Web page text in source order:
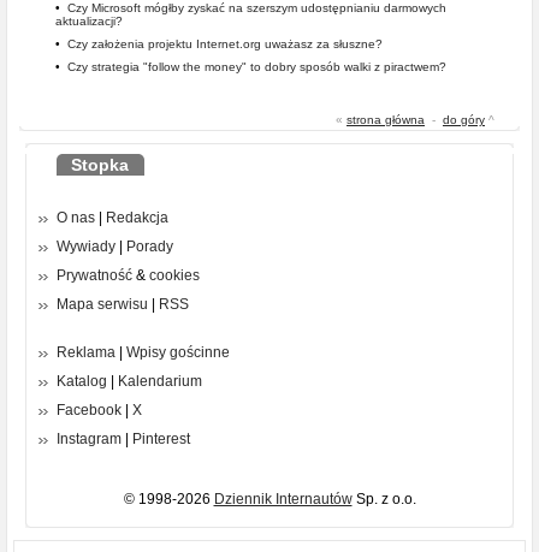
• Czy Microsoft mógłby zyskać na szerszym udostępnianiu darmowych
aktualizacji?
• Czy założenia projektu Internet.org uważasz za słuszne?
• Czy strategia "follow the money" to dobry sposób walki z piractwem?
« strona główna - do góry ^
Stopka
O nas
Redakcja
Wywiady
Porady
Prywatność & cookies
Mapa serwisu
RSS
Reklama
Wpisy gościnne
Katalog
Kalendarium
Facebook
X
Instagram
Pinterest
© 1998-2026 Dziennik InternautówSp. z o.o.